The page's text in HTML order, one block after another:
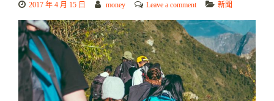
2017 年 4 月 15 日 money Leave a comment 新聞